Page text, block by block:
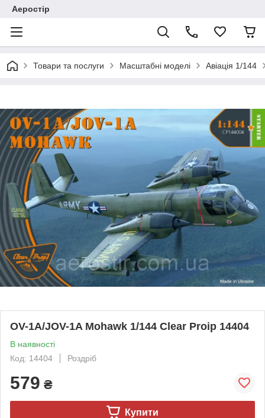
Аеростір
Товари та послуги Масштабні моделі Авіація 1/144
OV-1A/JOV-1A Mohawk 1/144 Clear Proip 14404
В наявності
Код: 14404
Роздріб
579 ₴
Купити